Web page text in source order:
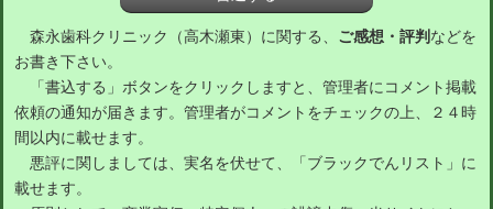
森永歯科クリニック（高木瀬東）に関する、 ご感想・評判 などを
お書き下さい。
「書込する」ボタンをクリックしますと、管理者にコメント掲載
依頼の通知が届きます。管理者がコメントをチェックの上、２４時
間以内に載せます。
悪評に関しましては、実名を伏せて、「ブラックでんリスト」に
載せます。